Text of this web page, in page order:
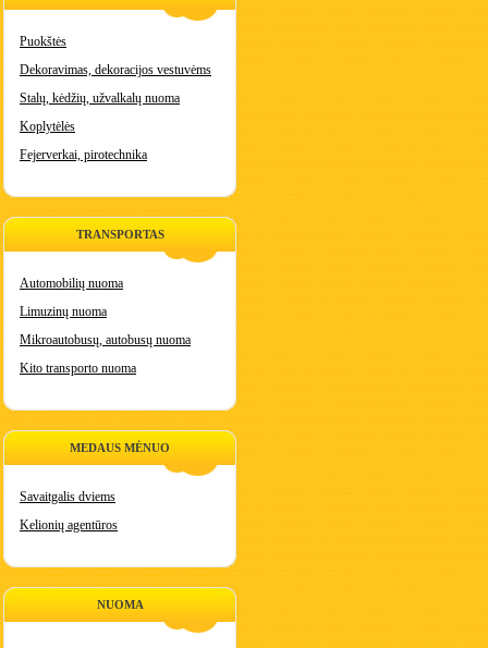
Puokštės
Dekoravimas, dekoracijos vestuvėms
Stalų, kėdžių, užvalkalų nuoma
Koplytėlės
Fejerverkai, pirotechnika
TRANSPORTAS
Automobilių nuoma
Limuzinų nuoma
Mikroautobusų, autobusų nuoma
Kito transporto nuoma
MEDAUS MĖNUO
Savaitgalis dviems
Kelionių agentūros
NUOMA